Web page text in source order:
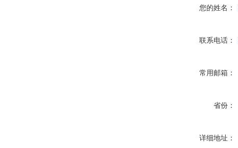
您的姓名：
联系电话：
常用邮箱：
省份：
详细地址：